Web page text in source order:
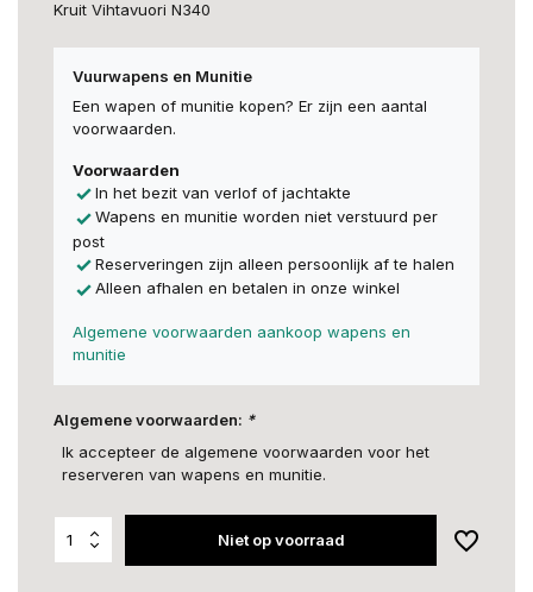
Kruit Vihtavuori N340
Vuurwapens en Munitie
Een wapen of munitie kopen? Er zijn een aantal
voorwaarden.
Voorwaarden
In het bezit van verlof of jachtakte
Wapens en munitie worden niet verstuurd per
post
Reserveringen zijn alleen persoonlijk af te halen
Alleen afhalen en betalen in onze winkel
Algemene voorwaarden aankoop wapens en
munitie
Algemene voorwaarden: *
Ik accepteer de algemene voorwaarden voor het
reserveren van wapens en munitie.
Niet op voorraad